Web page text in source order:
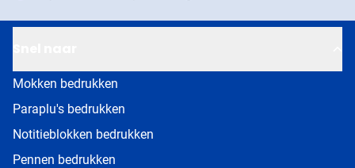
Mokken bedrukken
Paraplu's bedrukken
Notitieblokken bedrukken
Pennen bedrukken